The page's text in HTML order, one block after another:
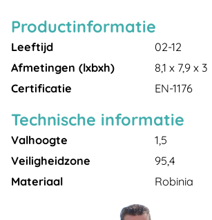
Productinformatie
Leeftijd
02-12
Afmetingen (lxbxh)
8,1 x 7,9 x 3
Certificatie
EN-1176
Technische informatie
Valhoogte
1,5
Veiligheidzone
95,4
Materiaal
Robinia